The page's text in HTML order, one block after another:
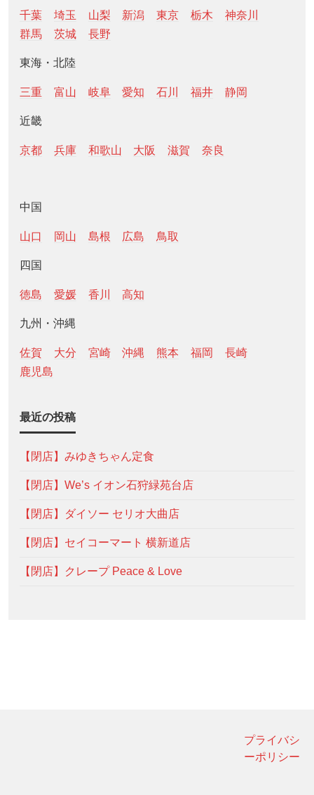
千葉 埼玉 山梨 新潟 東京 栃木
神奈川
群馬
茨城 長野
東海・北陸
三重 富山 岐阜 愛知 石川 福井 静岡
近畿
京都 兵庫 和歌山 大阪 滋賀 奈良
中国
山口 岡山 島根 広島 鳥取
四国
徳島 愛媛 香川 高知
九州・沖縄
佐賀 大分 宮崎 沖縄 熊本 福岡
長崎
鹿児島
最近の投稿
【閉店】みゆきちゃん定食
【閉店】We’s イオン石狩緑苑台店
【閉店】ダイソー セリオ大曲店
【閉店】セイコーマート 横新道店
【閉店】クレープ Peace & Love
プライバシ
ーポリシー